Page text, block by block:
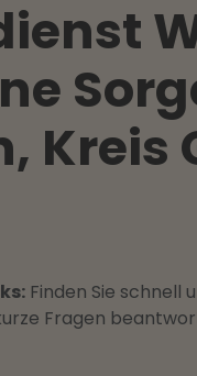
Kreis
Finden Sie schnell
Fragen